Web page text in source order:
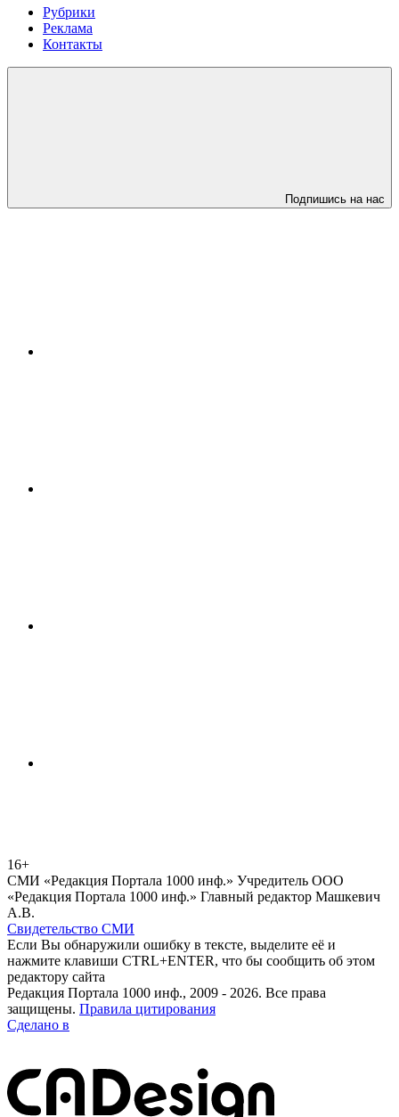
Рубрики
Реклама
Контакты
Подпишись на нас
16+
СМИ «Редакция Портала 1000 инф.» Учредитель ООО
«Редакция Портала 1000 инф.» Главный редактор Машкевич
А.В.
Свидетельство СМИ
Если Вы обнаружили ошибку в тексте, выделите её и
нажмите клавиши CTRL+ENTER, что бы сообщить об этом
редактору сайта
Редакция Портала 1000 инф., 2009 - 2026. Все права
защищены. Правила цитирования
Сделано в